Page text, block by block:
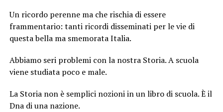
Un ricordo perenne ma che rischia di essere
frammentario: tanti ricordi disseminati per le vie di
questa bella ma smemorata Italia.
Abbiamo seri problemi con la nostra Storia. A scuola
viene studiata poco e male.
La Storia non è semplici nozioni in un libro di scuola. È il
Dna di una nazione.